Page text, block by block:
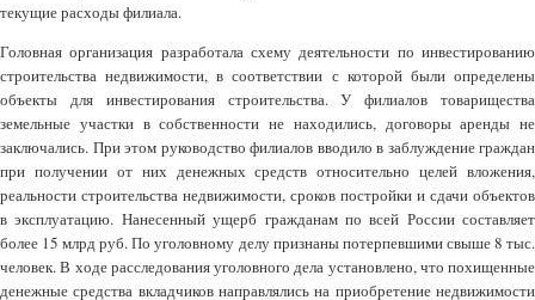
текущие расходы филиала.
Головная организация разработала схему деятельности по инвестированию
строительства недвижимости, в соответствии с которой были определены
объекты для инвестирования строительства. У филиалов товарищества
земельные участки в собственности не находились, договоры аренды не
заключались. При этом руководство филиалов вводило в заблуждение граждан
при получении от них денежных средств относительно целей вложения,
реальности строительства недвижимости, сроков постройки и сдачи объектов
в эксплуатацию. Нанесенный ущерб гражданам по всей России составляет
более 15 млрд руб. По уголовному делу признаны потерпевшими свыше 8 тыс.
человек. В ходе расследования уголовного дела установлено, что похищенные
денежные средства вкладчиков направлялись на приобретение недвижимости